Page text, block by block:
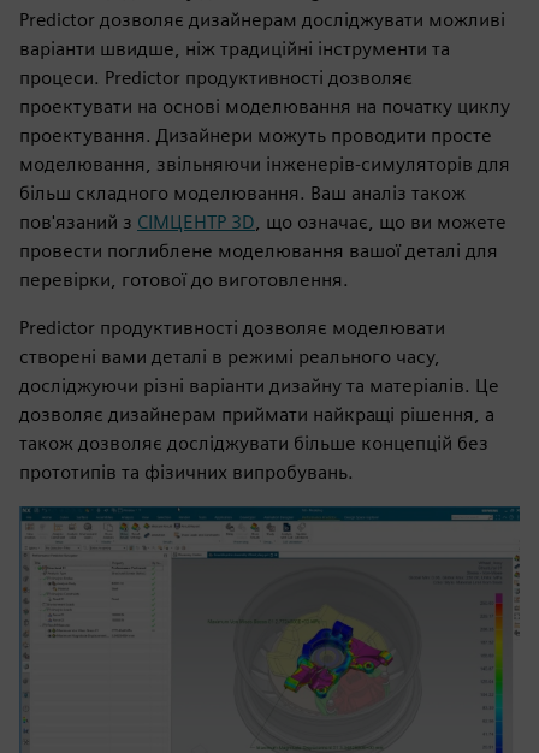
Predictor дозволяє дизайнерам досліджувати можливі
варіанти швидше, ніж традиційні інструменти та
процеси. Predictor продуктивності дозволяє
проектувати на основі моделювання на початку циклу
проектування. Дизайнери можуть проводити просте
моделювання, звільняючи інженерів-симуляторів для
більш складного моделювання. Ваш аналіз також
пов'язаний з СІМЦЕНТР 3D, що означає, що ви можете
провести поглиблене моделювання вашої деталі для
перевірки, готової до виготовлення.
Predictor продуктивності дозволяє моделювати
створені вами деталі в режимі реального часу,
досліджуючи різні варіанти дизайну та матеріалів. Це
дозволяє дизайнерам приймати найкращі рішення, а
також дозволяє досліджувати більше концепцій без
прототипів та фізичних випробувань.